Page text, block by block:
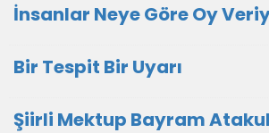
İnsanlar Neye Göre Oy
Bir Tespit Bir Uyarı
Şiirli Mektup Bayram